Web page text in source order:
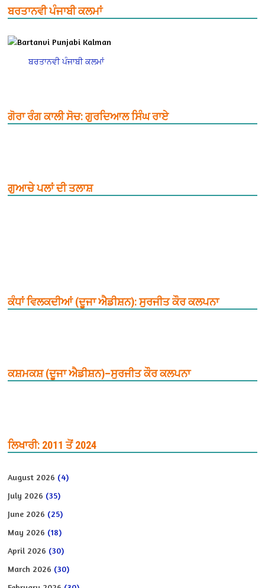
ਬਰਤਾਨਵੀ ਪੰਜਾਬੀ ਕਲਮਾਂ
ਬਰਤਾਨਵੀ ਪੰਜਾਬੀ ਕਲਮਾਂ
ਗੋਰਾ ਰੰਗ ਕਾਲੀ ਸੋਚ: ਗੁਰਦਿਆਲ ਸਿੰਘ ਰਾਏ
ਗੁਆਚੇ ਪਲਾਂ ਦੀ ਤਲਾਸ਼
ਕੰਧਾਂ ਵਿਲਕਦੀਆਂ (ਦੂਜਾ ਐਡੀਸ਼ਨ): ਸੁਰਜੀਤ ਕੌਰ ਕਲਪਨਾ
ਕਸ਼ਮਕਸ਼ (ਦੂਜਾ ਐਡੀਸ਼ਨ)–ਸੁਰਜੀਤ ਕੌਰ ਕਲਪਨਾ
ਲਿਖਾਰੀ: 2011 ਤੋਂ 2024
August 2026 (4)
July 2026 (35)
June 2026 (25)
May 2026 (18)
April 2026 (30)
March 2026 (30)